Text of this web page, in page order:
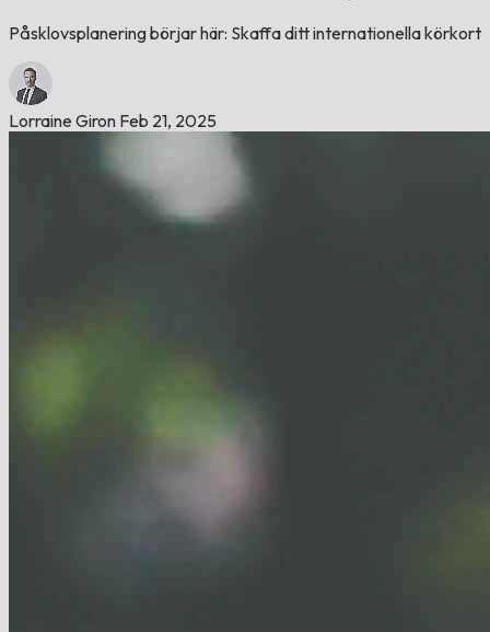
Påsklovsplanering börjar här: Skaffa ditt internationella körkort
Lorraine Giron Feb 21, 2025